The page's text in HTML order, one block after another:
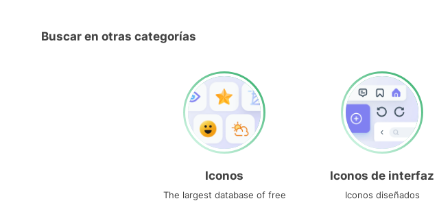
Buscar en otras categorías
Iconos
The largest database of free
Iconos de interfaz
Iconos diseñados